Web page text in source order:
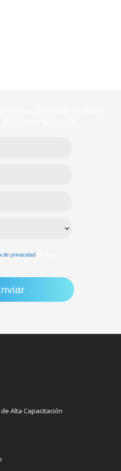
de privacidad
Alta Capacitación